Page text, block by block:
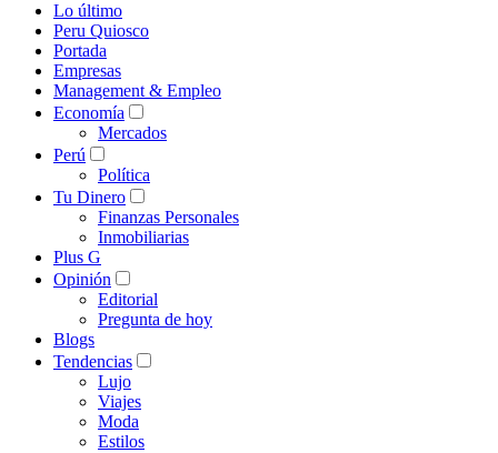
Lo último
Peru Quiosco
Portada
Empresas
Management & Empleo
Economía
Mercados
Perú
Política
Tu Dinero
Finanzas Personales
Inmobiliarias
Plus G
Opinión
Editorial
Pregunta de hoy
Blogs
Tendencias
Lujo
Viajes
Moda
Estilos